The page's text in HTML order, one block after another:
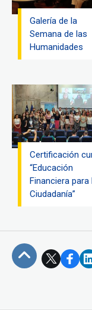
Galería de la
Semana de las
Humanidades
Certificación
“Educación
Financiera para
Ciudadanía”